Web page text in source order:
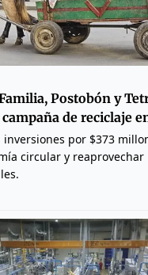
Postobón y
de reciclaje
por $373
circular y reaprovechar